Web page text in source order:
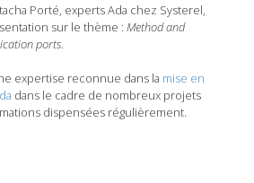
Porté, experts Ada chez Systerel,
sur le thème :Method and
ports.
expertise reconnue dans la mise en
dans le cadre de nombreux projets
dispensées régulièrement.